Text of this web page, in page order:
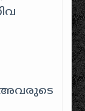
അവരുടെ